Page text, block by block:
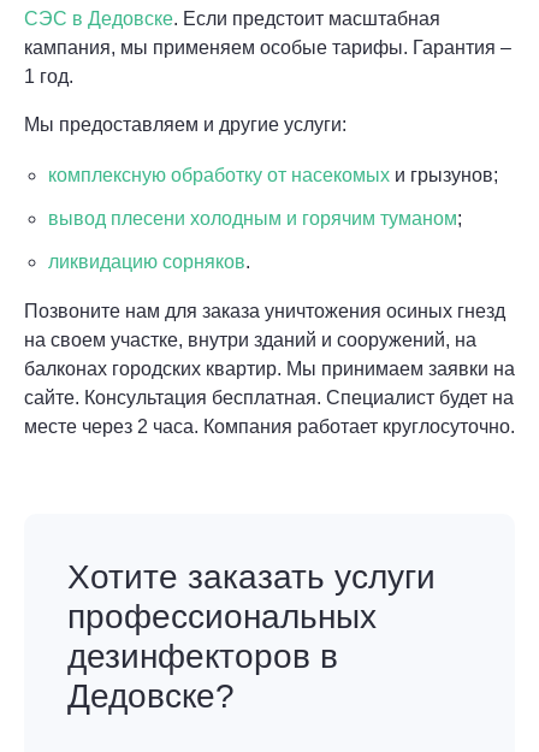
СЭС в Дедовске. Если предстоит масштабная
кампания, мы применяем особые тарифы. Гарантия –
1 год.
Мы предоставляем и другие услуги:
комплексную обработку от насекомых и грызунов;
вывод плесени холодным и горячим туманом;
ликвидацию сорняков.
Позвоните нам для заказа уничтожения осиных гнезд
на своем участке, внутри зданий и сооружений, на
балконах городских квартир. Мы принимаем заявки на
сайте. Консультация бесплатная. Специалист будет на
месте через 2 часа. Компания работает круглосуточно.
Хотите заказать услуги
профессиональных
дезинфекторов в
Дедовске?